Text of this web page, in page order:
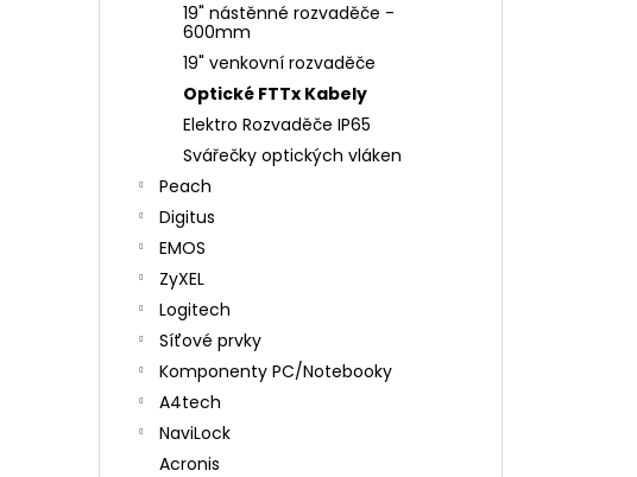
19" nástěnné rozvaděče -
600mm
19" venkovní rozvaděče
Optické FTTx Kabely
Elektro Rozvaděče IP65
Svářečky optických vláken
Peach
Digitus
EMOS
ZyXEL
Logitech
Síťové prvky
Komponenty PC/Notebooky
A4tech
NaviLock
Acronis